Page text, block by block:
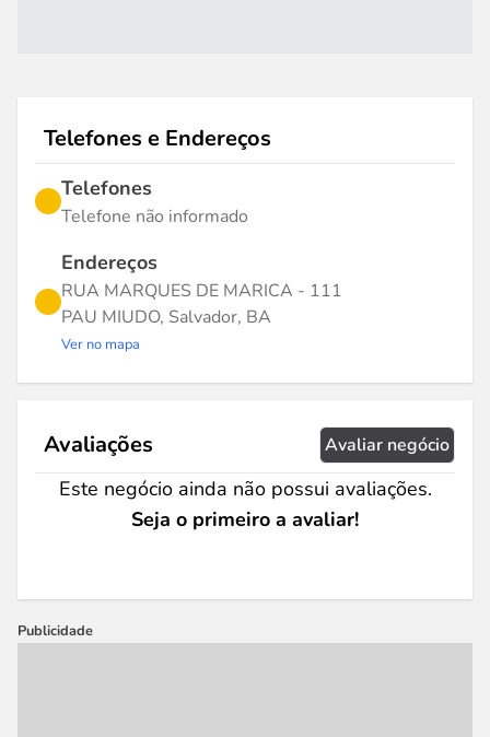
Telefones e Endereços
Telefones
Telefone não informado
Endereços
RUA MARQUES DE MARICA - 111
PAU MIUDO, Salvador, BA
Ver no mapa
Avaliações Avaliar negócio
Este negócio ainda não possui avaliações.
Seja o primeiro a avaliar!
Publicidade